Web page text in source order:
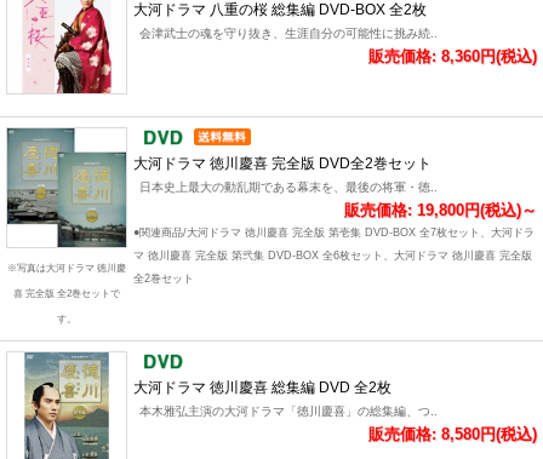
大河ドラマ 八重の桜 総集編 DVD-BOX 全2枚
会津武士の魂を守り抜き、生涯自分の可能性に挑み続..
販売価格: 8,360円(税込)
※写真は大河ドラマ 徳川慶
喜 完全版 全2巻セットで
す。
大河ドラマ 徳川慶喜 完全版 DVD全2巻セット
日本史上最大の動乱期である幕末を、最後の将軍・徳..
販売価格: 19,800円(税込)～
●関連商品/大河ドラマ 徳川慶喜 完全版 第壱集 DVD-BOX 全7枚セット、大河ドラ
マ 徳川慶喜 完全版 第弐集 DVD-BOX 全6枚セット、大河ドラマ 徳川慶喜 完全版
全2巻セット
大河ドラマ 徳川慶喜 総集編 DVD 全2枚
本木雅弘主演の大河ドラマ「徳川慶喜」の総集編、つ..
販売価格: 8,580円(税込)